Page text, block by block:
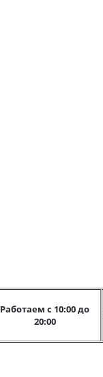
Работаем с 10:00 до
20:00